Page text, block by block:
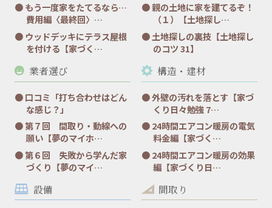
もう一度家をたてるなら…
費用編〈最終回〉…
ウッドデッキにテラス屋根
を付ける【家づく…
親の土地に家を建てるぞ！
（１）【土地探し…
土地探しの裏技【土地探し
のコツ 31】
業者選び
口コミ「打ち合わせはどん
な感じ？」
第７回 間取り・動線への
願い【夢のマイホ…
第６回 失敗から学んだ家
づくり【夢のマイ…
構造・建材
外壁の汚れを落とす【家づ
くり日々勉強 7…
24時間エアコン暖房の電気
料金編【家づく…
24時間エアコン暖房の効果
編【家づくり日…
設備 間取り